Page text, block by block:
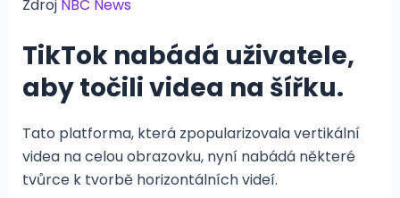
ZdrojNBC News
TikTok nabádá uživatele,
aby točili videa na šířku.
Tato platforma, která zpopularizovala vertikální
videa na celou obrazovku, nyní nabádá některé
tvůrce k tvorbě horizontálních videí.